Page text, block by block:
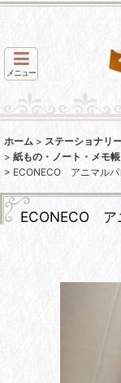
メニュー
ホーム > ステーショナリ
> 紙もの・ノート・メモ
> ECONECO アニマル
ECONECO